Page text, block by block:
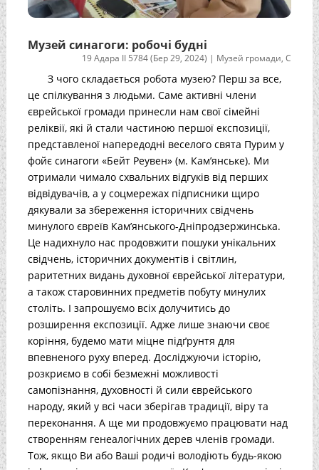
Музей синагоги: робочі будні
19 Адара II 5784 (Бер 29, 2024) | Музей громади,С
З чого складається робота музею? Перш за все,
це спілкування з людьми. Саме активні члени
єврейської громади принесли нам свої сімейні
реліквії, які й стали частиною першої експозиції,
представленої напередодні веселого свята Пурим у
фойє синагоги «Бейт Реувен» (м. Кам’янське). Ми
отримали чимало схвальних відгуків від перших
відвідувачів, а у соцмережах підписники щиро
дякували за збереження історичних свідчень
минулого євреїв Кам’янського-Дніпродзержинська.
Це надихнуло нас продовжити пошуки унікальних
свідчень, історичних документів і світлин,
раритетних видань духовної єврейської літератури,
а також старовинних предметів побуту минулих
століть. І запрошуємо всіх долучитись до
розширення експозиції. Адже лише знаючи своє
коріння, будемо мати міцне підґрунтя для
впевненого руху вперед. Досліджуючи історію,
розкриємо в собі безмежні можливості
самопізнання, духовності й сили єврейського
народу, який у всі часи зберігав традиції, віру та
переконання. А ще ми продовжуємо працювати над
створенням генеалогічних дерев членів громади.
Тож, якщо Ви або Ваші родичі володіють будь-якою